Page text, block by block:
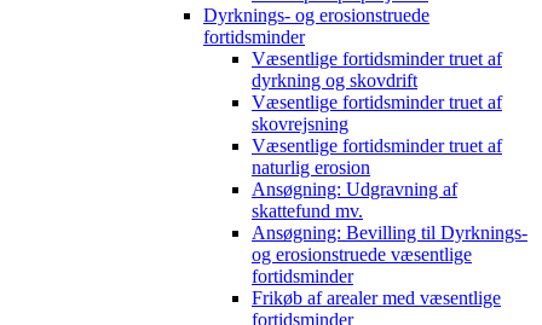
Dyrknings- og erosionstruede
fortidsminder
Væsentlige fortidsminder truet af
dyrkning og skovdrift
Væsentlige fortidsminder truet af
skovrejsning
Væsentlige fortidsminder truet af
naturlig erosion
Ansøgning: Udgravning af
skattefund mv.
Ansøgning: Bevilling til Dyrknings-
og erosionstruede væsentlige
fortidsminder
Frikøb af arealer med væsentlige
fortidsminder